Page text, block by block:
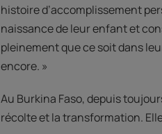
histoire d’accomplissement
naissance de leur enfant et
pleinement que ce soit dans
encore. »
Au Burkina Faso, depuis
récolte et la transformation.